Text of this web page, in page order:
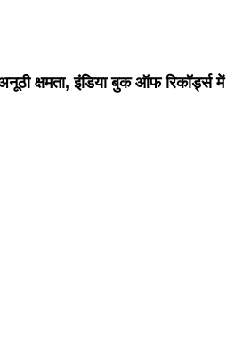
क्षमता, इंडिया बुक ऑफ रिकॉर्ड्स में